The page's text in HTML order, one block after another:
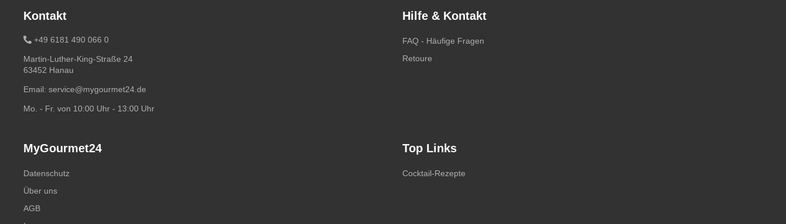
Kontakt
+49 6181 490 066 0
Martin-Luther-King-Straße 24
63452 Hanau
Email: service@mygourmet24.de
Mo. - Fr. von 10:00 Uhr - 13:00 Uhr
Hilfe & Kontakt
FAQ - Häufige Fragen
Retoure
MyGourmet24
Datenschutz
Über uns
AGB
Top Links
Cocktail-Rezepte